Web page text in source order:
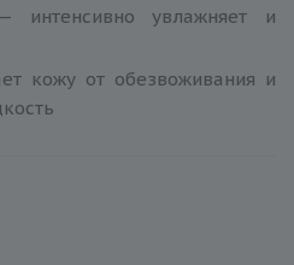
интенсивно увлажняет и
кожу от обезвоживания и